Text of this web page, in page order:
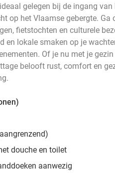
gelegen bij de ingang
op het Vlaamse gebergte.
fietstochten en culturele
en lokale smaken op je
Of je nu met je
belooft rust, comfort en
douche en toilet
aanwezig